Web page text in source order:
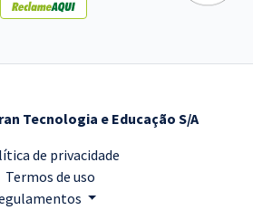
Tecnologia e Educação S/A
de privacidade
Termos de uso